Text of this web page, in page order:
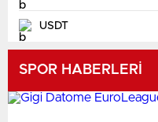
USDT
SPOR HABERLERİ